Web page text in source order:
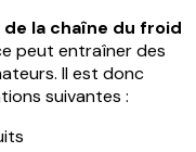
la chaîne du froid
peut entraîner des
Il est donc
suivantes :